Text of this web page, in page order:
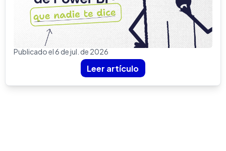
Publicado el 6 de jul. de 2026
Leer artículo